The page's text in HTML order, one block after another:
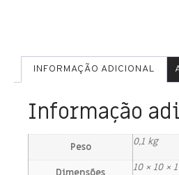
INFORMAÇÃO ADICIONAL
Informação
Peso 0,1 kg
10 × 10 ×